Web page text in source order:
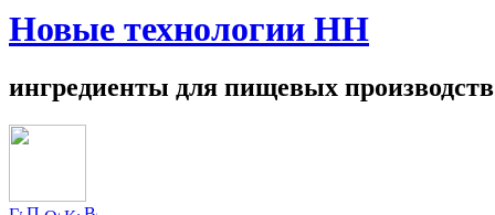
Новые технологии НН
ингредиенты для пищевых производств